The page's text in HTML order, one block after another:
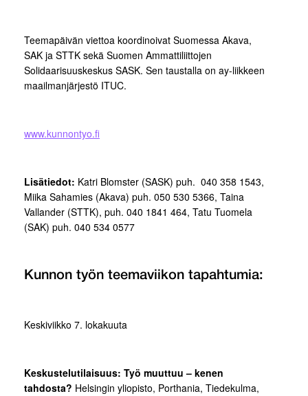
Teemapäivän viettoa koordinoivat Suomessa Akava,
SAK ja STTK sekä Suomen Ammattiliittojen
Solidaarisuuskeskus SASK. Sen taustalla on ay-liikkeen
maailmanjärjestö ITUC.
www.kunnontyo.fi
Lisätiedot: Katri Blomster (SASK) puh. 040 358 1543,
Miika Sahamies (Akava) puh. 050 530 5366, Taina
Vallander (STTK), puh. 040 1841 464, Tatu Tuomela
(SAK) puh. 040 534 0577
Kunnon työn teemaviikon tapahtumia:
Keskiviikko 7. lokakuuta
Keskustelutilaisuus: Työ muuttuu – kenen
tahdosta? Helsingin yliopisto, Porthania, Tiedekulma,